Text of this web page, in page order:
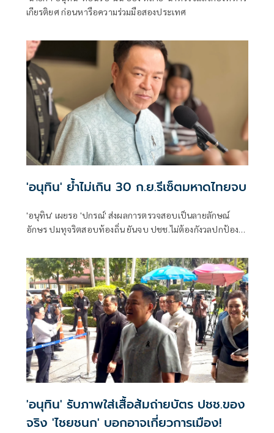
เกียรติยศ ก่อนหารือความร่วมมือสองประเทศ
'อนุทิน' ย้ำไม่เกิน 30 ก.ย.รีเซ็ตมหาดไทยจบ
'อนุทิน' เผยรอ 'ปกรณ์' ส่งผลการตรวจสอบเป็นลายลักษณ์
อักษร ปมทุจริตสอบท้องถิ่น ยันจบ ปชช.ไม่ต้องกังวลปกป้อง
เต้นได้ ชี้รีเซ็ต มท.จบใน ก.ย.นี้
'อนุทิน' รับภาพใส่เสื้อส้มถ่ายบัตร ปชช.ของ
จริง 'ไชยชนก' บอกอาจเกี่ยวการเมือง!